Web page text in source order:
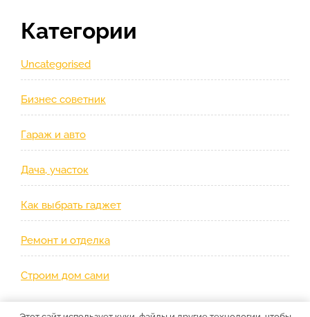
Категории
Uncategorised
Бизнес советник
Гараж и авто
Дача, участок
Как выбрать гаджет
Ремонт и отделка
Строим дом сами